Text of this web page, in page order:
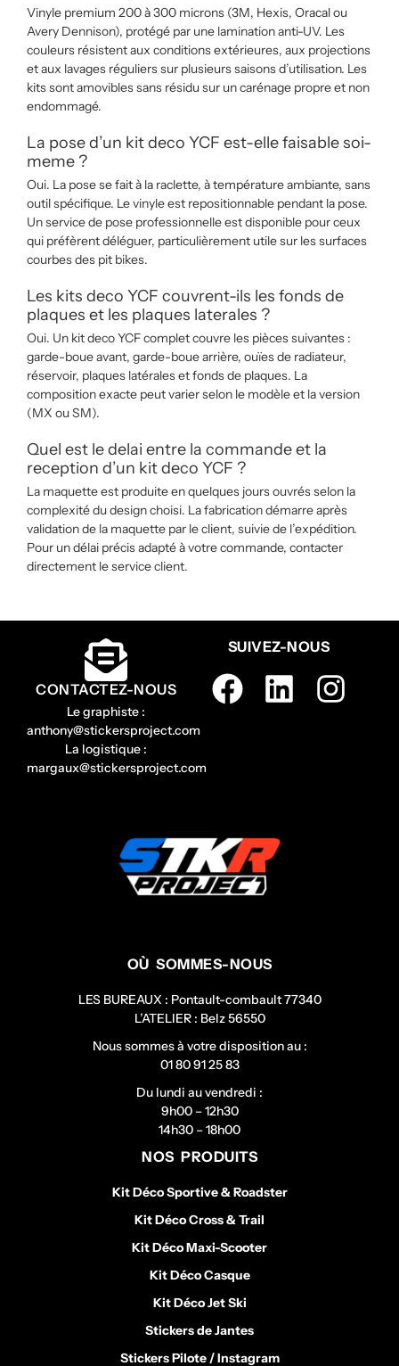
Vinyle premium 200 à 300 microns (3M, Hexis, Oracal ou
Avery Dennison), protégé par une lamination anti-UV. Les
couleurs résistent aux conditions extérieures, aux projections
et aux lavages réguliers sur plusieurs saisons d’utilisation. Les
kits sont amovibles sans résidu sur un carénage propre et non
endommagé.
La pose d’un kit deco YCF est-elle faisable soi-
meme ?
Oui. La pose se fait à la raclette, à température ambiante, sans
outil spécifique. Le vinyle est repositionnable pendant la pose.
Un service de pose professionnelle est disponible pour ceux
qui préfèrent déléguer, particulièrement utile sur les surfaces
courbes des pit bikes.
Les kits deco YCF couvrent-ils les fonds de
plaques et les plaques laterales ?
Oui. Un kit deco YCF complet couvre les pièces suivantes :
garde-boue avant, garde-boue arrière, ouïes de radiateur,
réservoir, plaques latérales et fonds de plaques. La
composition exacte peut varier selon le modèle et la version
(MX ou SM).
Quel est le delai entre la commande et la
reception d’un kit deco YCF ?
La maquette est produite en quelques jours ouvrés selon la
complexité du design choisi. La fabrication démarre après
validation de la maquette par le client, suivie de l’expédition.
Pour un délai précis adapté à votre commande, contacter
directement le service client.
CONTACTEZ-NOUS
Le graphiste :
anthony@stickersproject.com
La logistique :
margaux@stickersproject.com
SUIVEZ-NOUS
OÙ SOMMES-NOUS
LES BUREAUX : Pontault-combault 77340
L’ATELIER : Belz 56550
Nous sommes à votre disposition au :
01 80 91 25 83
Du lundi au vendredi :
9h00 – 12h30
14h30 – 18h00
NOS PRODUITS
Kit Déco Sportive & Roadster
Kit Déco Cross & Trail
Kit Déco Maxi-Scooter
Kit Déco Casque
Kit Déco Jet Ski
Stickers de Jantes
Stickers Pilote / Instagram